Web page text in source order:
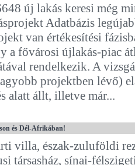
új lakás keresi még
Adatbázis
van értékesítési
a fővárosi újlakás-piac
rendelkezik. A
projektben lévő)
alatt állt, illetve már...
és Dél-Afrikában!
villa, észak-zuluföldi
társasház, sínai-